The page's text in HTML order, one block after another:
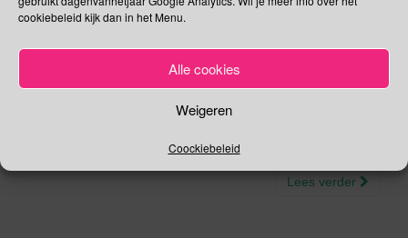
cookiebeleid kijk dan in het Menu.
Alle cookies
Weigeren
Coockiebeleid
04/06/2019 Gina Makken Juni
Nationale Opa en Oma dag In Amerika bestond de Opa en
Oma dag al even (sinds 1978) maar in Nederland wordt de
hopen dat de commercie niet zijn klauwen zet in deze dag
Lees verder